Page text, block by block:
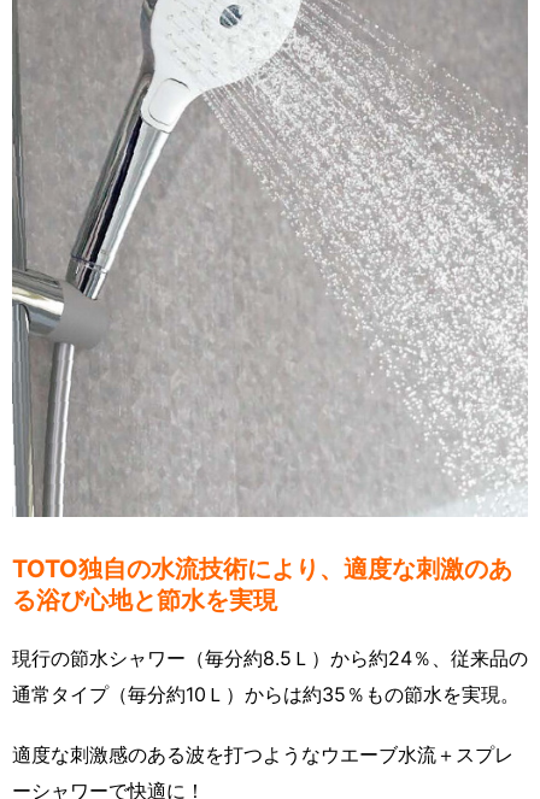
TOTO独自の水流技術により、適度な刺激のあ
る浴び心地と節水を実現
現行の節水シャワー（毎分約8.5Ｌ）から約24％、従来品の
通常タイプ（毎分約10Ｌ）からは約35％もの節水を実現。
適度な刺激感のある波を打つようなウエーブ水流＋スプレ
ーシャワーで快適に！